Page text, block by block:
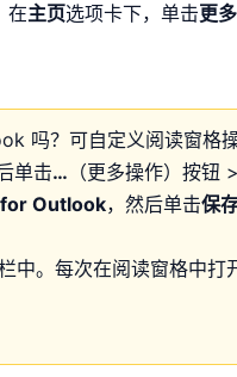
在主页选项卡下，单击更
吗？可自定义阅读窗格
单击… （更多操作）按钮
Outlook，然后单击保
中。每次在阅读窗格中打